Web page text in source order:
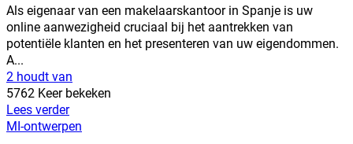
Als eigenaar van een makelaarskantoor in Spanje is uw
online aanwezigheid cruciaal bij het aantrekken van
potentiële klanten en het presenteren van uw eigendommen.
A...
2 houdt van
5762 Keer bekeken
Lees verder
MI-ontwerpen